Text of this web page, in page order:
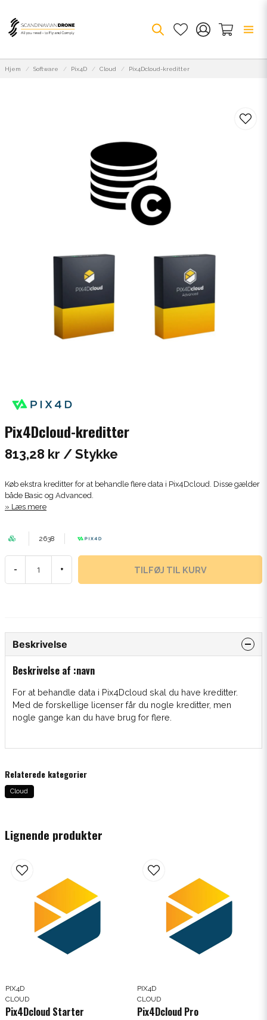
Hjem Software Pix4D Cloud Pix4Dcloud-kreditter
Pix4Dcloud-kreditter
813,28 kr / Stykke
Køb ekstra kreditter for at behandle flere data i Pix4Dcloud. Disse gælder
både Basic og Advanced.
Læs mere
2638
- + TILFØJ TIL KURV
Lignende produkter
PIX4D
CLOUD
Pix4Dcloud Starter
PIX4D
CLOUD
Pix4Dcloud Pro
Beskrivelse
Beskrivelse af :navn
For at behandle data i Pix4Dcloud skal du have kreditter.
Med de forskellige licenser får du nogle kreditter, men
nogle gange kan du have brug for flere.
Relaterede kategorier
Cloud
Få 5% rabatt
Prenumerera på vårt nyhetsbrev med kunskap och
nyheter. Ange din e-postadress nedan för att få en
emailE-mail-adresse Hämta kod